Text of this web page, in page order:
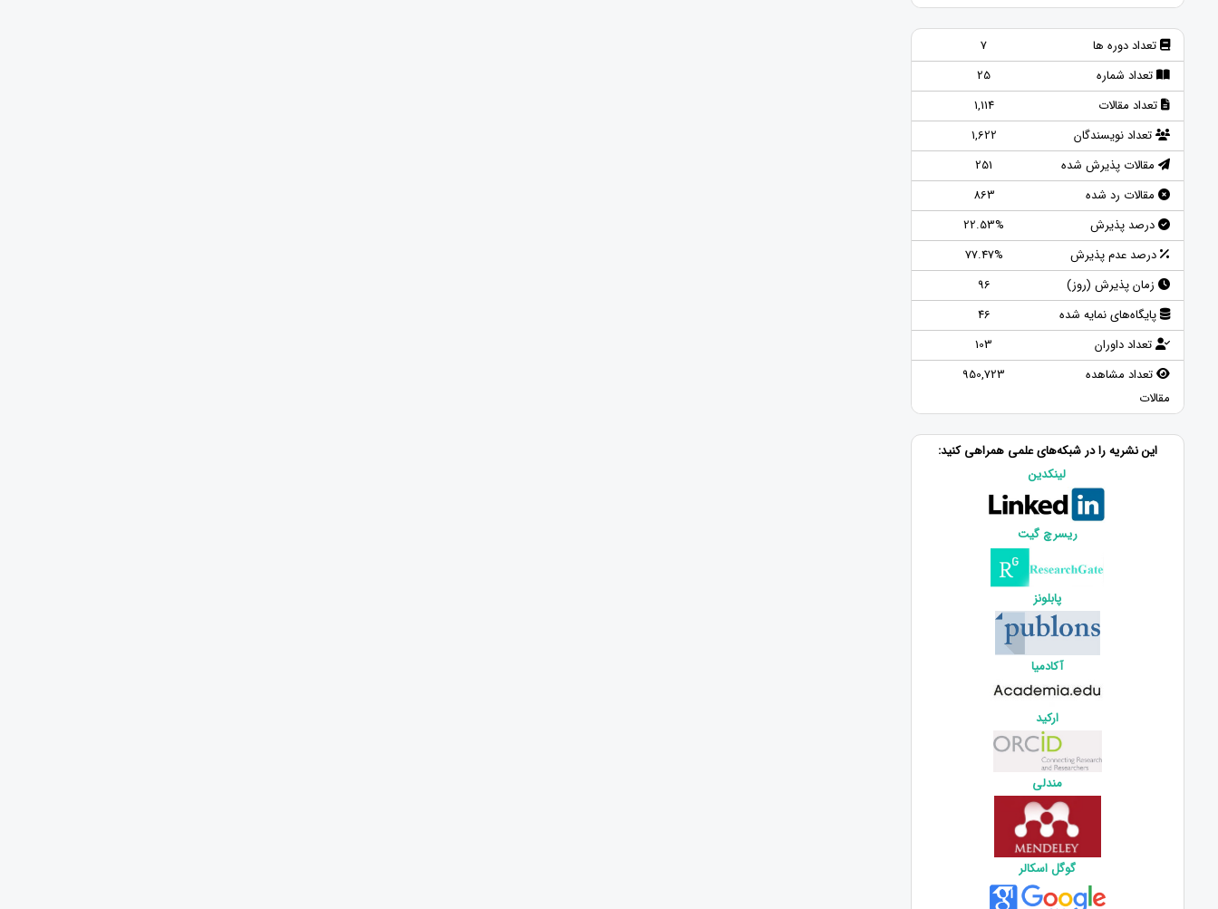
تعداد دوره ها
7
تعداد شماره
25
تعداد مقالات
1,114
تعداد نویسندگان
1,622
مقالات پذیرش شده
251
مقالات رد شده
863
درصد پذیرش
22.53%
درصد عدم پذیرش
77.47%
زمان پذیرش (روز)
96
پایگاه‌های نمایه شده
46
تعداد داوران
103
تعداد مشاهده
مقالات
950,723
این نشریه را در شبکه‌های علمی همراهی کنید:
لینکدین
ریسرچ گیت
پابلونز
آکادمیا
ارکید
مندلی
گوگل اسکالر